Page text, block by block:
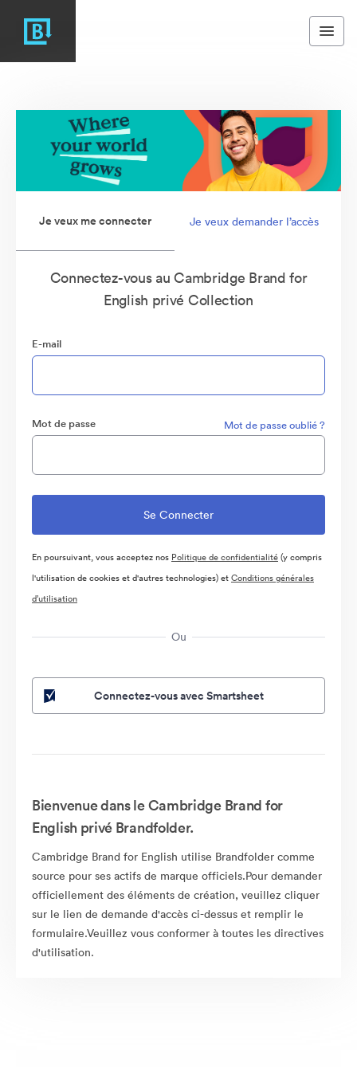
Je veux me connecter Je veux demander l’accès
Connectez-vous au Cambridge Brand for
English privé Collection
E-mail
Mot de passe Mot de passe oublié ?
En poursuivant, vous acceptez nos Politique de confidentialité(y compris
l'utilisation de cookies et d'autres technologies) etConditions générales
d’utilisation
Ou
Connectez-vous avec Smartsheet
Bienvenue dans le Cambridge Brand for
English privé Brandfolder.
Cambridge Brand for English utilise Brandfolder comme
source pour ses actifs de marque officiels.Pour demander
officiellement des éléments de création, veuillez cliquer
sur le lien de demande d'accès ci-dessus et remplir le
formulaire.Veuillez vous conformer à toutes les directives
d'utilisation.